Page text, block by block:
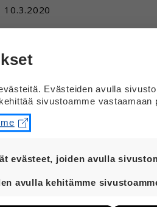
10.3.2020
Minä olen jo monta vuotta
jos ostan apteekista jotain
Kerran ostin apteekista
alkoi heti raivota, etten olisi
Muiden ohjaajien mielestä tein
apteekista löytyviä
hyvää syytä.
Vastaus
Evästeiden avulla
sivustoamme vastaamaan
evästeet, joiden avulla
aina käytössä, jotta
avulla kehitämme